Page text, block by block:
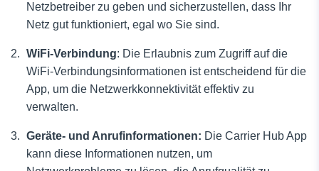
Netzbetreiber zu geben und sicherzustellen, dass Ihr
Netz gut funktioniert, egal wo Sie sind.
WiFi-Verbindung: Die Erlaubnis zum Zugriff auf die
WiFi-Verbindungsinformationen ist entscheidend für die
App, um die Netzwerkkonnektivität effektiv zu
verwalten.
Geräte- und Anrufinformationen: Die Carrier Hub App
kann diese Informationen nutzen, um